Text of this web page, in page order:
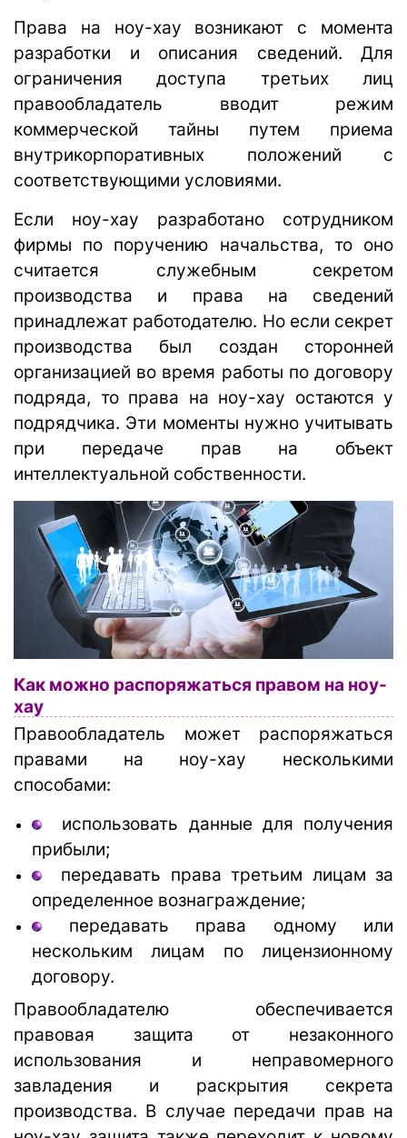
Права на ноу-хау возникают с момента
разработки и описания сведений. Для
ограничения доступа третьих лиц
правообладатель вводит режим
коммерческой тайны путем приема
внутрикорпоративных положений с
соответствующими условиями.
Если ноу-хау разработано сотрудником
фирмы по поручению начальства, то оно
считается служебным секретом
производства и права на сведений
принадлежат работодателю. Но если секрет
производства был создан сторонней
организацией во время работы по договору
подряда, то права на ноу-хау остаются у
подрядчика. Эти моменты нужно учитывать
при передаче прав на объект
интеллектуальной собственности.
Как можно распоряжаться правом на ноу-
хау
Правообладатель может распоряжаться
правами на ноу-хау несколькими
способами:
использовать данные для получения
прибыли;
передавать права третьим лицам за
определенное вознаграждение;
передавать права одному или
нескольким лицам по лицензионному
договору.
Правообладателю обеспечивается
правовая защита от незаконного
использования и неправомерного
завладения и раскрытия секрета
производства. В случае передачи прав на